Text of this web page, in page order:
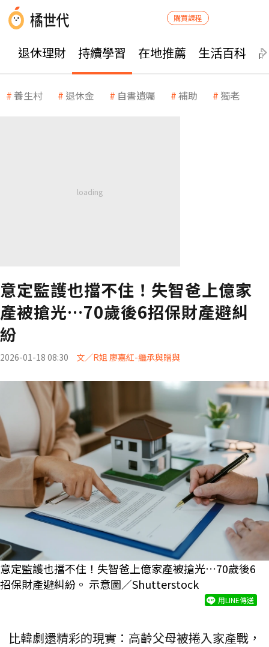
購買課程
退休理財 持續學習 在地推薦 生活百科
養生村 退休金 自書遺囑 補助 獨老
意定監護也擋不住！失智爸上億家
產被搶光…70歲後6招保財產避糾
紛
2026-01-18 08:30 文／R姐 廖嘉紅-繼承與贈與
意定監護也擋不住！失智爸上億家產被搶光…70歲後6
招保財產避糾紛。 示意圖／Shutterstock
用LINE傳送
比韓劇還精彩的現實：高齡父母被捲入家產戰，